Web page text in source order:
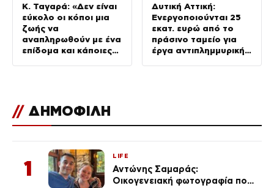
Κ. Ταγαρά: «Δεν είναι
εύκολο οι κόποι μια
ζωής να
αναπληρωθούν με ένα
επίδομα και κάποιες
Δυτική Αττική:
Ενεργοποιούνται 25
εκατ. ευρώ από το
πράσινο ταμείο για
έργα αντιπλημμυρικής
// ΔΗΜΟΦΙΛΗ
1
LIFE
Αντώνης Σαμαράς:
Οικογενειακή φωτογραφία που